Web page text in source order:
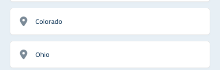
Colorado
Ohio